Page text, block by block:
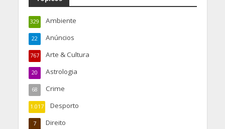
Ambiente
329
Anúncios
22
Arte & Cultura
767
Astrologia
20
Crime
68
Desporto
1.017
Direito
7